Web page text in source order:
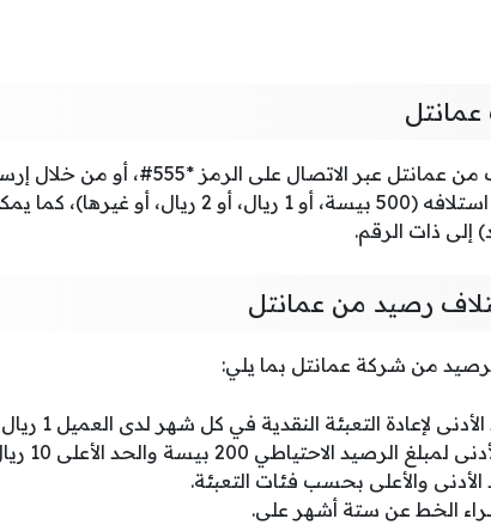
تتضمن الرصيد المطلوب استلافه (500 بيسة، أو 1
ذات الرقم.
رصيد من عمانتل
من شركة عمانتل بما يلي:
التعبئة النقدية في كل شهر لدى العميل 1 ريال عماني على الأقل.
الاحتياطي 200 بيسة والحد الأعلى 10 ريال عماني.
والأعلى بحسب فئات التعبئة.
الخط عن ستة أشهر على.